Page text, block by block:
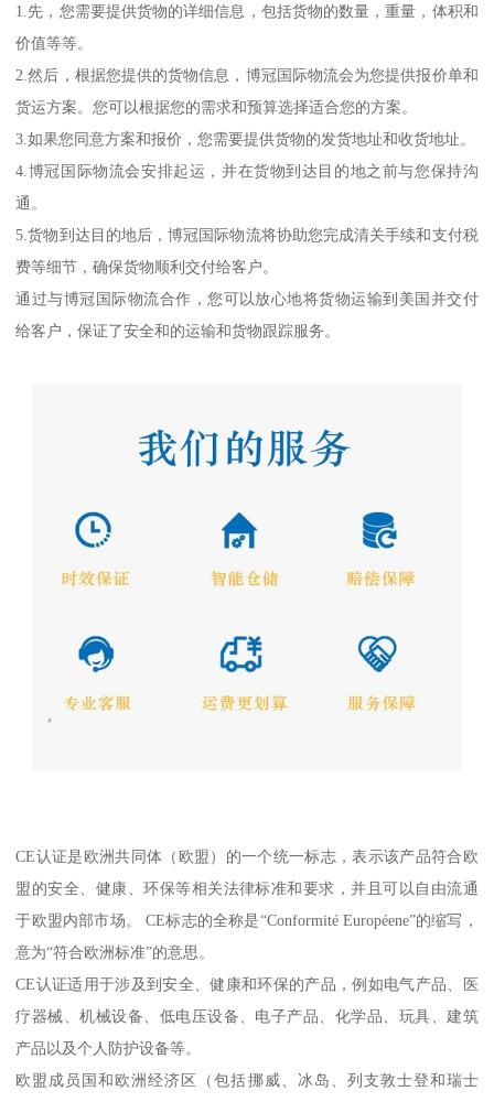
1.先，您需要提供货物的详细信息，包括货物的数量，重量，体积和
价值等等。
2.然后，根据您提供的货物信息，博冠国际物流会为您提供报价单和
货运方案。您可以根据您的需求和预算选择适合您的方案。
3.如果您同意方案和报价，您需要提供货物的发货地址和收货地址。
4.博冠国际物流会安排起运，并在货物到达目的地之前与您保持沟
通。
5.货物到达目的地后，博冠国际物流将协助您完成清关手续和支付税
费等细节，确保货物顺利交付给客户。
通过与博冠国际物流合作，您可以放心地将货物运输到美国并交付
给客户，保证了安全和的运输和货物跟踪服务。
CE认证是欧洲共同体（欧盟）的一个统一标志，表示该产品符合欧
盟的安全、健康、环保等相关法律标准和要求，并且可以自由流通
于欧盟内部市场。 CE标志的全称是“Conformité Européene”的缩写，
意为“符合欧洲标准”的意思。
CE认证适用于涉及到安全、健康和环保的产品，例如电气产品、医
疗器械、机械设备、低电压设备、电子产品、化学品、玩具、建筑
产品以及个人防护设备等。
欧盟成员国和欧洲经济区（包括挪威、冰岛、列支敦士登和瑞士